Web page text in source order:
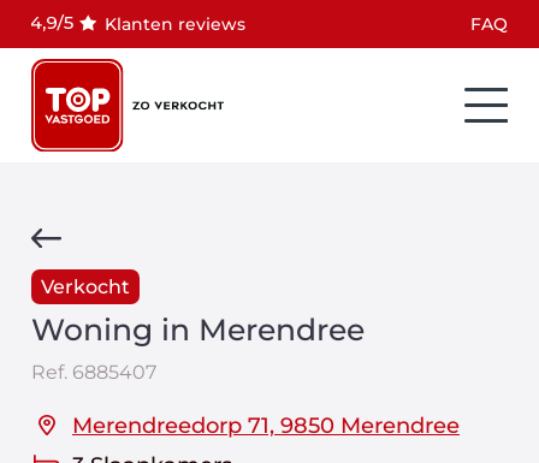
Klanten reviews FAQ
Verkocht
Woning in Merendree
Ref. 6885407
Merendreedorp 71, 9850 Merendree